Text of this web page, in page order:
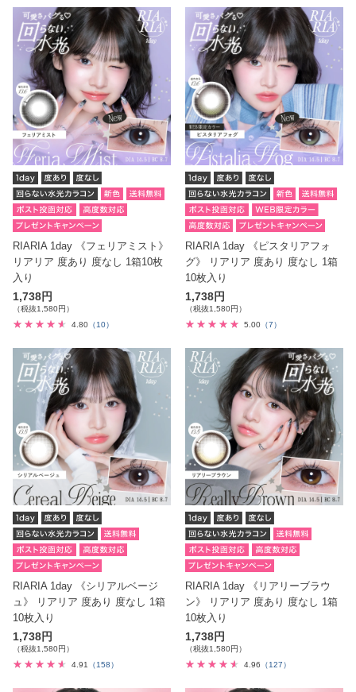
RIARIA 1day 《フェリアミスト》
リアリア 度あり 度なし 1箱10枚
入り
1,738円
（税抜1,580円）
4.80 （10）
RIARIA 1day 《ピスタリアフォ
グ》 リアリア 度あり 度なし 1箱
10枚入り
1,738円
（税抜1,580円）
5.00 （7）
RIARIA 1day 《シリアルベージ
ュ》 リアリア 度あり 度なし 1箱
10枚入り
1,738円
（税抜1,580円）
4.91 （158）
RIARIA 1day 《リアリーブラウ
ン》 リアリア 度あり 度なし 1箱
10枚入り
1,738円
（税抜1,580円）
4.96
（127）